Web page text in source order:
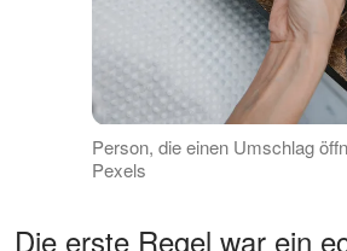
Person, die einen Umschlag
Pexels
Die erste Regel war ein